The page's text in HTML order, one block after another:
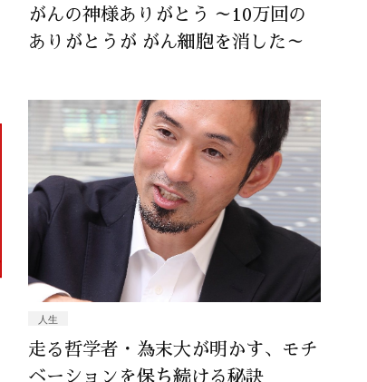
がんの神様ありがとう ～10万回の
ありがとうが がん細胞を消した～
人生
走る哲学者・為末大が明かす、モチ
ベーションを保ち続ける秘訣